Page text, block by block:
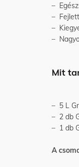
–
–
–
–
Mit
– 5 L
– 2 db
– 1 db
A